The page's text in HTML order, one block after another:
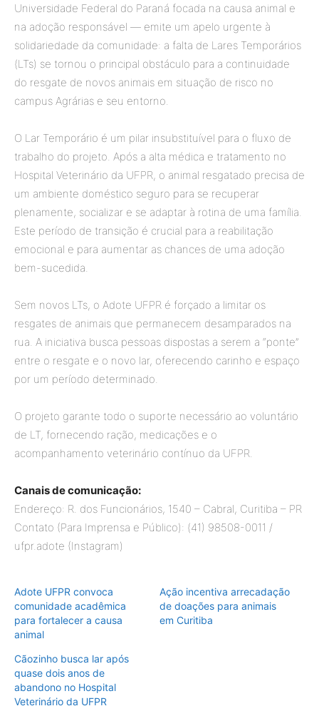
Universidade Federal do Paraná focada na causa animal e
na adoção responsável — emite um apelo urgente à
solidariedade da comunidade: a falta de Lares Temporários
(LTs) se tornou o principal obstáculo para a continuidade
do resgate de novos animais em situação de risco no
campus Agrárias e seu entorno.
O Lar Temporário é um pilar insubstituível para o fluxo de
trabalho do projeto. Após a alta médica e tratamento no
Hospital Veterinário da UFPR, o animal resgatado precisa de
um ambiente doméstico seguro para se recuperar
plenamente, socializar e se adaptar à rotina de uma família.
Este período de transição é crucial para a reabilitação
emocional e para aumentar as chances de uma adoção
bem-sucedida.
Sem novos LTs, o Adote UFPR é forçado a limitar os
resgates de animais que permanecem desamparados na
rua. A iniciativa busca pessoas dispostas a serem a “ponte”
entre o resgate e o novo lar, oferecendo carinho e espaço
por um período determinado.
O projeto garante todo o suporte necessário ao voluntário
de LT, fornecendo ração, medicações e o
acompanhamento veterinário contínuo da UFPR.
Canais de comunicação:
Endereço: R. dos Funcionários, 1540 – Cabral, Curitiba – PR
Contato (Para Imprensa e Público): (41) 98508-0011 /
ufpr.adote (Instagram)
Adote UFPR convoca
comunidade acadêmica
para fortalecer a causa
animal
Ação incentiva arrecadação
de doações para animais
em Curitiba
Cãozinho busca lar após
quase dois anos de
abandono no Hospital
Veterinário da UFPR